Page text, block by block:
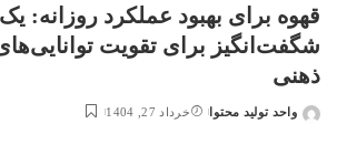
قهوه برای بهبود عملکرد روزانه:
شگفت‌انگیز برای تقویت
ذهنی
واحد تولید محتوا خرداد 27, 1404